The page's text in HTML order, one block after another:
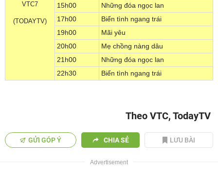
VTC7
(TODAYTV)
15h00
Những đóa ngọc lan
17h00
Biển tình ngang trái
19h00
Mãi yêu
20h00
Mẹ chồng nàng dâu
21h00
Những đóa ngọc lan
22h30
Biển tình ngang trái
Theo VTC, TodayTV
GỬI GÓP Ý CHIA SẺ LƯU BÀI